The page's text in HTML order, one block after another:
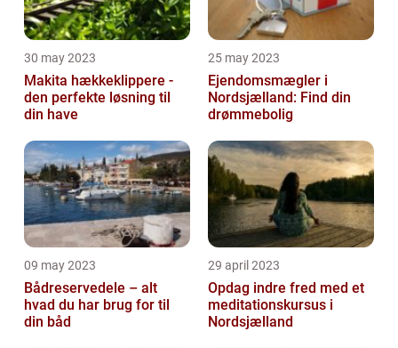
30 may 2023
Makita hækkeklippere -
den perfekte løsning til
din have
25 may 2023
Ejendomsmægler i
Nordsjælland: Find din
drømmebolig
09 may 2023
Bådreservedele – alt
hvad du har brug for til
din båd
29 april 2023
Opdag indre fred med et
meditationskursus i
Nordsjælland